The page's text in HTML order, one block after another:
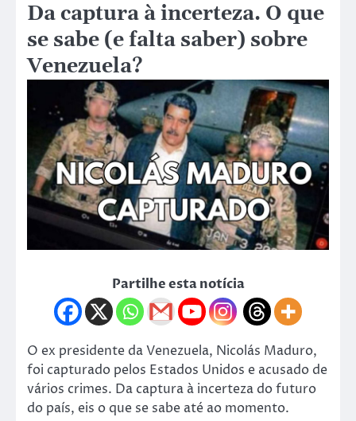
Da captura à incerteza. O que
se sabe (e falta saber) sobre
Venezuela?
Partilhe esta notícia
O ex presidente da Venezuela, Nicolás Maduro,
foi capturado pelos Estados Unidos e acusado de
vários crimes. Da captura à incerteza do futuro
do país, eis o que se sabe até ao momento.